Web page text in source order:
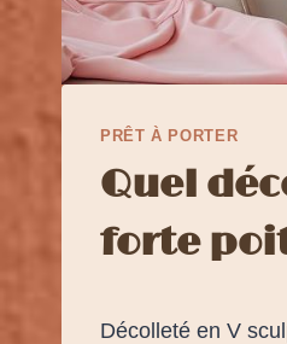
PRÊT À PORTER
Quel
forte
Décolleté en V